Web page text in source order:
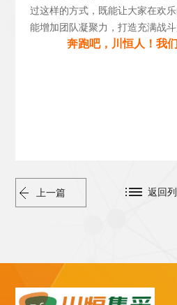
过这样的方式，既能让大家在欢
能增加团队凝聚力，打造充满战斗
奔跑吧，川恒人！我
上一篇 返回